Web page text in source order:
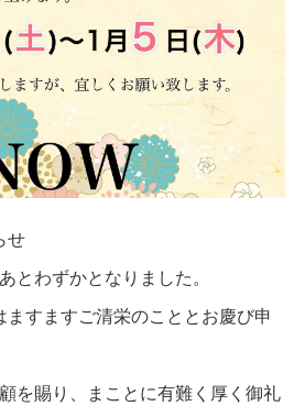
せ
とわずかとなりました。
すますご清栄のこととお慶び申
を賜り、まことに有難く厚く御礼